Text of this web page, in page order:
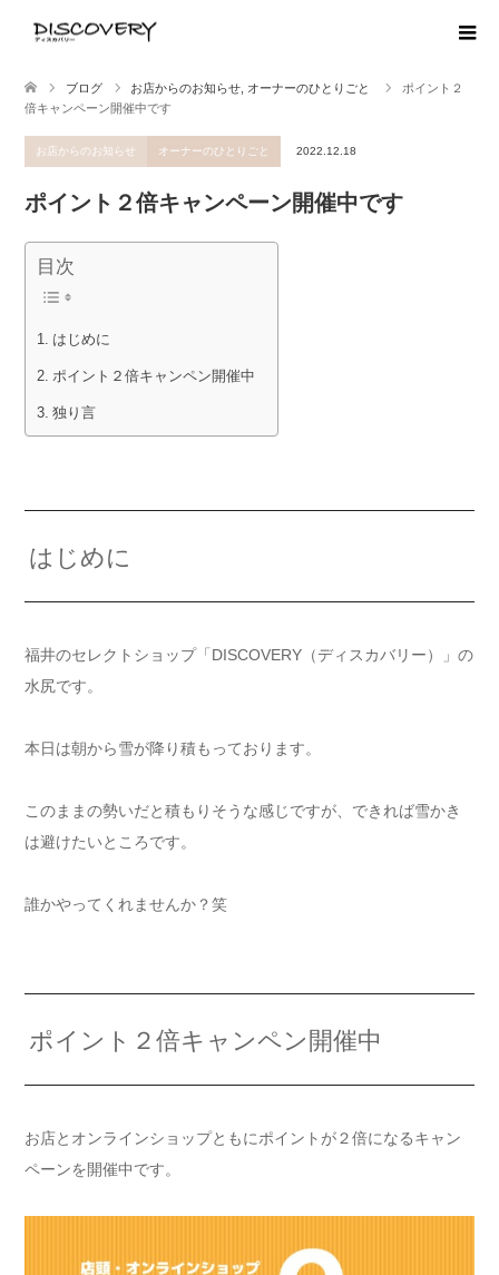
ブログ お店からのお知らせ オーナーのひとりごと
ポイント２
倍キャンペーン開催中です
お店からのお知らせ オーナーのひとりごと 2022.12.18
ポイント２倍キャンペーン開催中です
目次
はじめに
ポイント２倍キャンペン開催中
独り言
はじめに
福井のセレクトショップ「DISCOVERY（ディスカバリー）」の
水尻です。
本日は朝から雪が降り積もっております。
このままの勢いだと積もりそうな感じですが、できれば雪かき
は避けたいところです。
誰かやってくれませんか？笑
ポイント２倍キャンペン開催中
お店とオンラインショップともにポイントが２倍になるキャン
ペーンを開催中です。